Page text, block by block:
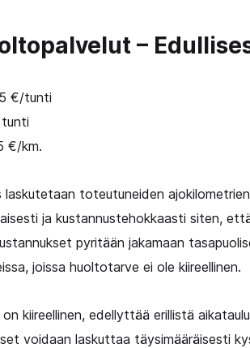
–
€/tunti
tunti
€/km.
laskutetaan toteutuneiden
ja kustannustehokkaasti siten,
pyritään jakamaan
joissa huoltotarve ei ole kiireellinen.
kiireellinen, edellyttää erillistä
voidaan laskuttaa täysimääräisesti